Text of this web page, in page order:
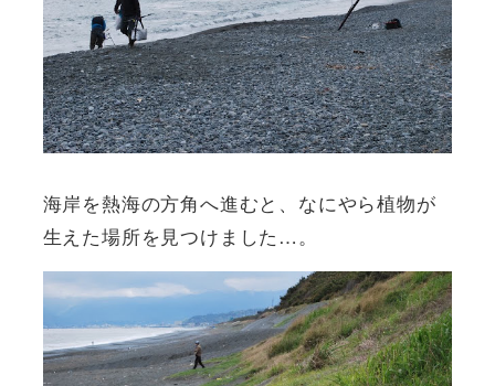
海岸を熱海の方角へ進むと、なにやら植物が
生えた場所を見つけました…。